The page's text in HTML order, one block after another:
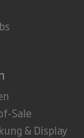
Sale
& Display